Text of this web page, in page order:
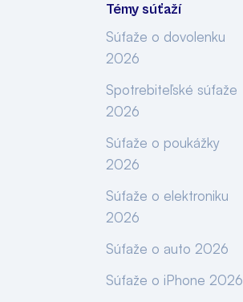
Témy súťaží
Súťaže o dovolenku
2026
Spotrebiteľské súťaže
2026
Súťaže o poukážky
2026
Súťaže o elektroniku
2026
Súťaže o auto 2026
Súťaže o iPhone 2026